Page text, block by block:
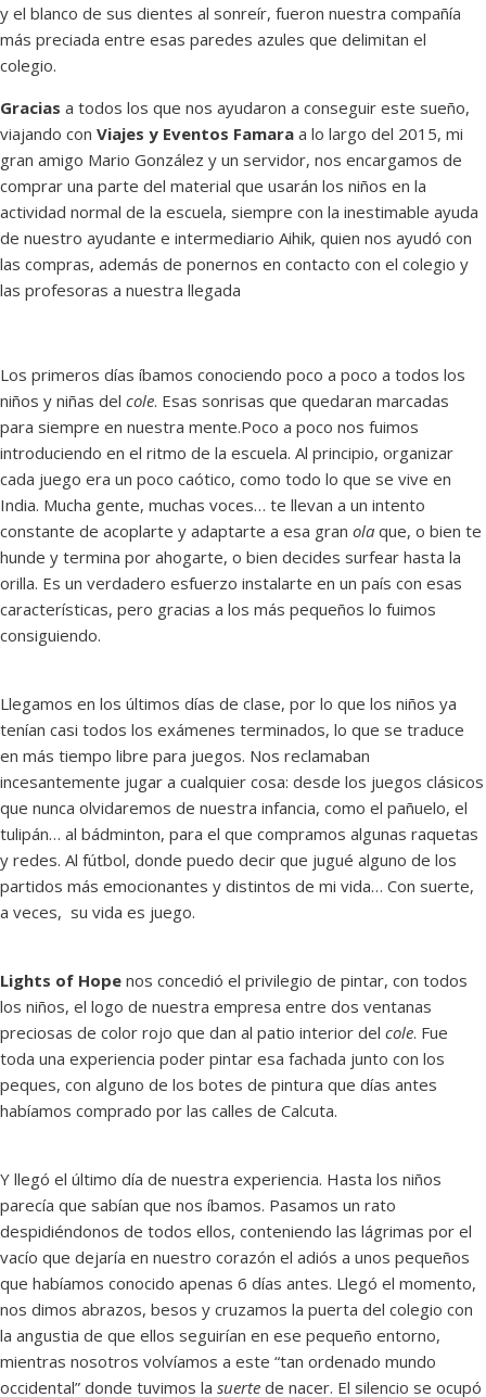
y el blanco de sus dientes al sonreír, fueron nuestra compañía
más preciada entre esas paredes azules que delimitan el
colegio.
Gracias a todos los que nos ayudaron a conseguir este sueño,
viajando con Viajes y Eventos Famara a lo largo del 2015, mi
gran amigo Mario González y un servidor, nos encargamos de
comprar una parte del material que usarán los niños en la
actividad normal de la escuela, siempre con la inestimable ayuda
de nuestro ayudante e intermediario Aihik, quien nos ayudó con
las compras, además de ponernos en contacto con el colegio y
las profesoras a nuestra llegada
Los primeros días íbamos conociendo poco a poco a todos los
niños y niñas del cole. Esas sonrisas que quedaran marcadas
para siempre en nuestra mente.Poco a poco nos fuimos
introduciendo en el ritmo de la escuela. Al principio, organizar
cada juego era un poco caótico, como todo lo que se vive en
India. Mucha gente, muchas voces… te llevan a un intento
constante de acoplarte y adaptarte a esa gran ola que, o bien te
hunde y termina por ahogarte, o bien decides surfear hasta la
orilla. Es un verdadero esfuerzo instalarte en un país con esas
características, pero gracias a los más pequeños lo fuimos
consiguiendo.
Llegamos en los últimos días de clase, por lo que los niños ya
tenían casi todos los exámenes terminados, lo que se traduce
en más tiempo libre para juegos. Nos reclamaban
incesantemente jugar a cualquier cosa: desde los juegos clásicos
que nunca olvidaremos de nuestra infancia, como el pañuelo, el
tulipán… al bádminton, para el que compramos algunas raquetas
y redes. Al fútbol, donde puedo decir que jugué alguno de los
partidos más emocionantes y distintos de mi vida… Con suerte,
a veces, su vida es juego.
Lights of Hope nos concedió el privilegio de pintar, con todos
los niños, el logo de nuestra empresa entre dos ventanas
preciosas de color rojo que dan al patio interior del cole. Fue
toda una experiencia poder pintar esa fachada junto con los
peques, con alguno de los botes de pintura que días antes
habíamos comprado por las calles de Calcuta.
Y llegó el último día de nuestra experiencia. Hasta los niños
parecía que sabían que nos íbamos. Pasamos un rato
despidiéndonos de todos ellos, conteniendo las lágrimas por el
vacío que dejaría en nuestro corazón el adiós a unos pequeños
que habíamos conocido apenas 6 días antes. Llegó el momento,
nos dimos abrazos, besos y cruzamos la puerta del colegio con
la angustia de que ellos seguirían en ese pequeño entorno,
mientras nosotros volvíamos a este “tan ordenado mundo
occidental” donde tuvimos la suerte de nacer. El silencio se ocupó